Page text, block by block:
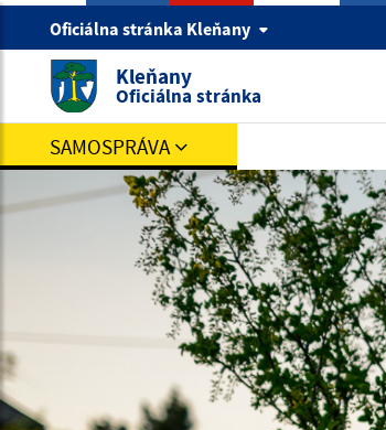
Oficiálna stránka Kleňany
Kleňany
Oficiálna stránka
SAMOSPRÁVA